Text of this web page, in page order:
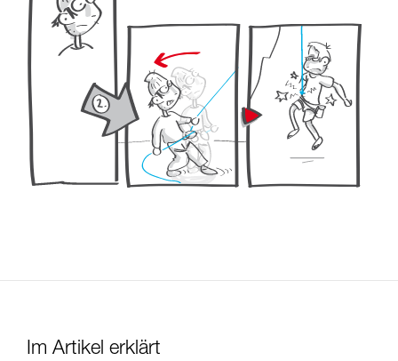
Im Artikel erklärt